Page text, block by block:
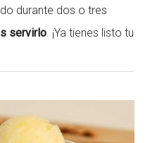
durante dos o tres
servirlo. ¡Ya tienes listo tu